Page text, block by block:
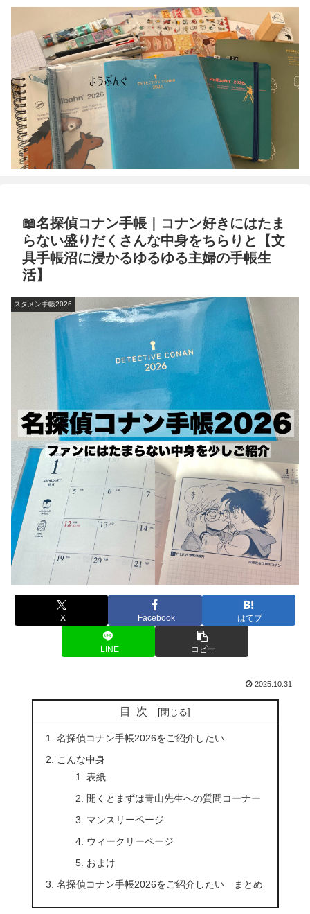
📖名探偵コナン手帳｜コナン好きにはたま
らない盛りだくさんな中身をちらりと【文
具手帳沼に浸かるゆるゆる主婦の手帳生
活】
スタメン手帳2026
X Facebook はてブ
LINE コピー
2025.10.31
目次
名探偵コナン手帳2026をご紹介したい
こんな中身
表紙
開くとまずは青山先生への質問コーナー
マンスリーページ
ウィークリーページ
おまけ
名探偵コナン手帳2026をご紹介したい まとめ